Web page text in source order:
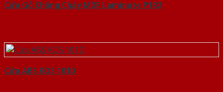
Cửa Gỗ Chống Cháy MDF Laminate P1R2
Cửa ABS KOS 101D